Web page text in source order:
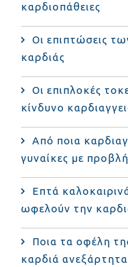
καρδιοπάθειες
Οι επιπτώσεις
καρδιάς
Οι επιπλοκές
κίνδυνο
Από ποια
γυναίκες με
Επτά
ωφελούν την
Ποια τα οφέλη
καρδιά